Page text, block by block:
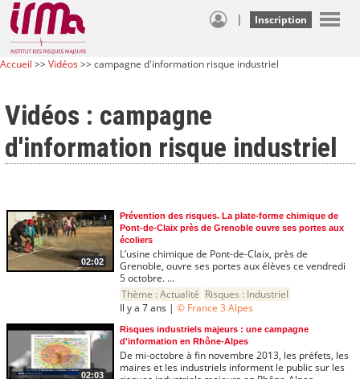
| Inscription
Accueil >>Vidéos>> campagne d'information risque industriel
Vidéos : campagne
d'information risque industriel
02:02
Prévention des risques. La plate-forme chimique de
Pont-de-Claix près de Grenoble ouvre ses portes aux
écoliers
L’usine chimique de Pont-de-Claix, près de
Grenoble, ouvre ses portes aux élèves ce vendredi
5 octobre. ...
Thème : Actualité Risques : Industriel
Il y a 7 ans | © France 3 Alpes
02:03
Risques industriels majeurs : une campagne
d'information en Rhône-Alpes
De mi-octobre à fin novembre 2013, les préfets, les
maires et les industriels informent le public sur les